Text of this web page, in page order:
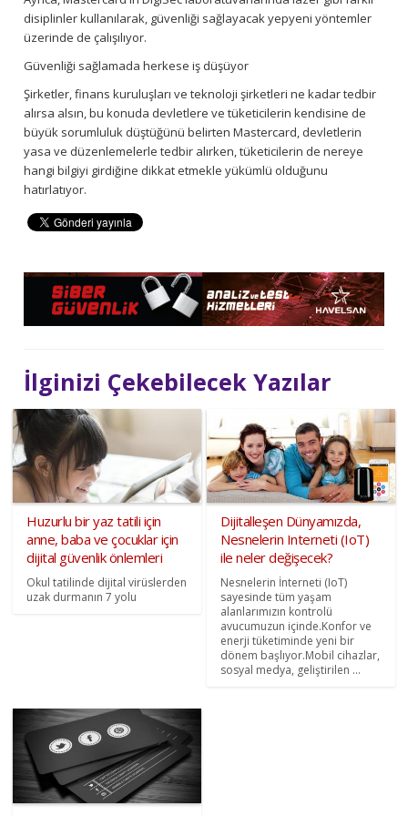
disiplinler kullanılarak, güvenliği sağlayacak yepyeni yöntemler
üzerinde de çalışılıyor.
Güvenliği sağlamada herkese iş düşüyor
Şirketler, finans kuruluşları ve teknoloji şirketleri ne kadar tedbir
alırsa alsın, bu konuda devletlere ve tüketicilerin kendisine de
büyük sorumluluk düştüğünü belirten Mastercard, devletlerin
yasa ve düzenlemelerle tedbir alırken, tüketicilerin de nereye
hangi bilgiyi girdiğine dikkat etmekle yükümlü olduğunu
hatırlatıyor.
İlginizi Çekebilecek Yazılar
Huzurlu bir yaz tatili için
anne, baba ve çocuklar için
dijital güvenlik önlemleri
Okul tatilinde dijital virüslerden
uzak durmanın 7 yolu
Dijitalleşen Dünyamızda,
Nesnelerin Interneti (IoT)
ile neler değişecek?
Nesnelerin İnterneti (IoT)
sayesinde tüm yaşam
alanlarımızın kontrolü
avucumuzun içinde.Konfor ve
enerji tüketiminde yeni bir
dönem başlıyor.Mobil cihazlar,
sosyal medya, geliştirilen ...